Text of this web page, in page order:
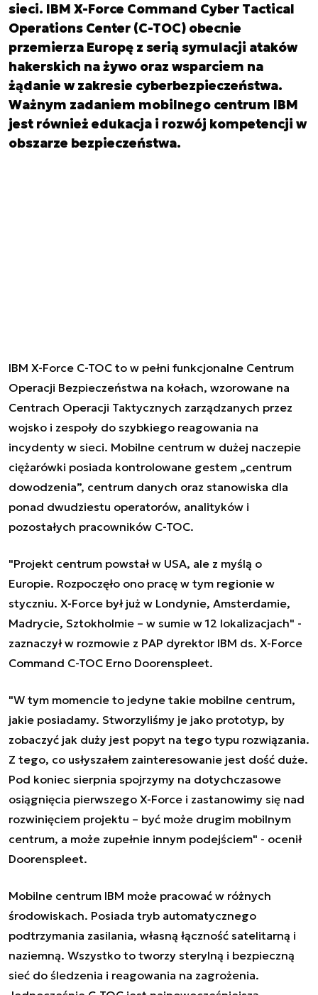
sieci. IBM X-Force Command Cyber Tactical
Operations Center (C-TOC) obecnie
przemierza Europę z serią symulacji ataków
hakerskich na żywo oraz wsparciem na
żądanie w zakresie cyberbezpieczeństwa.
Ważnym zadaniem mobilnego centrum IBM
jest również edukacja i rozwój kompetencji w
obszarze bezpieczeństwa.
IBM X-Force C-TOC to w pełni funkcjonalne Centrum
Operacji Bezpieczeństwa na kołach, wzorowane na
Centrach Operacji Taktycznych zarządzanych przez
wojsko i zespoły do szybkiego reagowania na
incydenty w sieci. Mobilne centrum w dużej naczepie
ciężarówki posiada kontrolowane gestem „centrum
dowodzenia”, centrum danych oraz stanowiska dla
ponad dwudziestu operatorów, analityków i
pozostałych pracowników C-TOC.
"Projekt centrum powstał w USA, ale z myślą o
Europie. Rozpoczęło ono pracę w tym regionie w
styczniu. X-Force był już w Londynie, Amsterdamie,
Madrycie, Sztokholmie – w sumie w 12 lokalizacjach" -
zaznaczył w rozmowie z PAP dyrektor IBM ds. X-Force
Command C-TOC Erno Doorenspleet.
"W tym momencie to jedyne takie mobilne centrum,
jakie posiadamy. Stworzyliśmy je jako prototyp, by
zobaczyć jak duży jest popyt na tego typu rozwiązania.
Z tego, co usłyszałem zainteresowanie jest dość duże.
Pod koniec sierpnia spojrzymy na dotychczasowe
osiągnięcia pierwszego X-Force i zastanowimy się nad
rozwinięciem projektu – być może drugim mobilnym
centrum, a może zupełnie innym podejściem" - ocenił
Doorenspleet.
Mobilne centrum IBM może pracować w różnych
środowiskach. Posiada tryb automatycznego
podtrzymania zasilania, własną łączność satelitarną i
naziemną. Wszystko to tworzy sterylną i bezpieczną
sieć do śledzenia i reagowania na zagrożenia.